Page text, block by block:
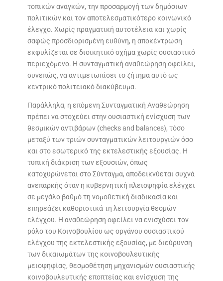
τοπικών αναγκών, την προσαρμογή των δημόσιων
πολιτικών και τον αποτελεσματικότερο κοινωνικό
έλεγχο. Χωρίς πραγματική αυτοτέλεια και χωρίς
σαφώς προσδιορισμένη ευθύνη, η αποκέντρωση
εκφυλίζεται σε διοικητικό σχήμα χωρίς ουσιαστικό
περιεχόμενο. Η συνταγματική αναθεώρηση οφείλει,
συνεπώς, να αντιμετωπίσει το ζήτημα αυτό ως
κεντρικό πολιτειακό διακύβευμα.
Παράλληλα, η επόμενη Συνταγματική Αναθεώρηση
πρέπει να στοχεύει στην ουσιαστική ενίσχυση των
θεσμικών αντιβάρων (checks and balances), τόσο
μεταξύ των τριών συνταγματικών λειτουργιών όσο
και στο εσωτερικό της εκτελεστικής εξουσίας. Η
τυπική διάκριση των εξουσιών, όπως
κατοχυρώνεται στο Σύνταγμα, αποδεικνύεται συχνά
ανεπαρκής όταν η κυβερνητική πλειοψηφία ελέγχει
σε μεγάλο βαθμό τη νομοθετική διαδικασία και
επηρεάζει καθοριστικά τη λειτουργία θεσμών
ελέγχου. Η αναθεώρηση οφείλει να ενισχύσει τον
ρόλο του Κοινοβουλίου ως οργάνου ουσιαστικού
ελέγχου της εκτελεστικής εξουσίας, με διεύρυνση
των δικαιωμάτων της κοινοβουλευτικής
μειοψηφίας, θεσμοθέτηση μηχανισμών ουσιαστικής
κοινοβουλευτικής εποπτείας και ενίσχυση της